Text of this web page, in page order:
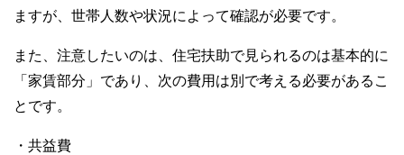
ますが、世帯人数や状況によって確認が必要です。
また、注意したいのは、住宅扶助で見られるのは基本的に
「家賃部分」であり、次の費用は別で考える必要があるこ
とです。
・共益費